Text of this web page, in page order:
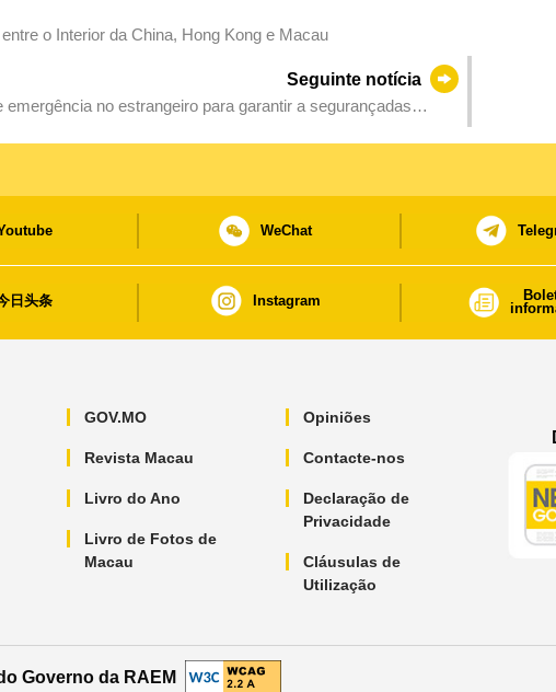
o Interior da China, Hong Kong e Macau
Seguinte notícia
no estrangeiro para garantir a segurançadas
WeChat
日头条 Instagram
GOV.MO
Revista Macau
Livro do Ano
Livro de Fotos de
Macau
Opiniões
Contacte-nos
Declaração de
Privacidade
Cláusulas de
Utilização
Governo da RAEM